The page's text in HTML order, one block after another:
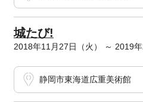
城たび!
2018年11月27日（火） ～ 2019年
静岡市東海道広重美術館